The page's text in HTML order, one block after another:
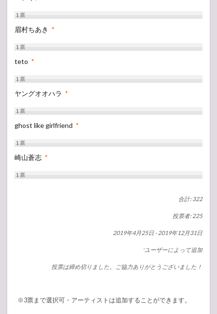
1票
眉村ちあき *
1票
teto *
1票
ヤングオオハラ *
1票
ghost like girlfriend *
1票
崎山蒼志 *
1票
合計: 322
投票者: 225
2019年4月25日 -2019年12月31日
*ユーザーによって追加
投票は締め切りました。ご協力ありがとうございました！
※3票まで選択可・アーティストは追加することができます。